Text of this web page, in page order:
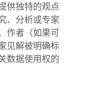
供独特的观点
、分析或专家
作者（如果可
见解被明确标
数据使用权的